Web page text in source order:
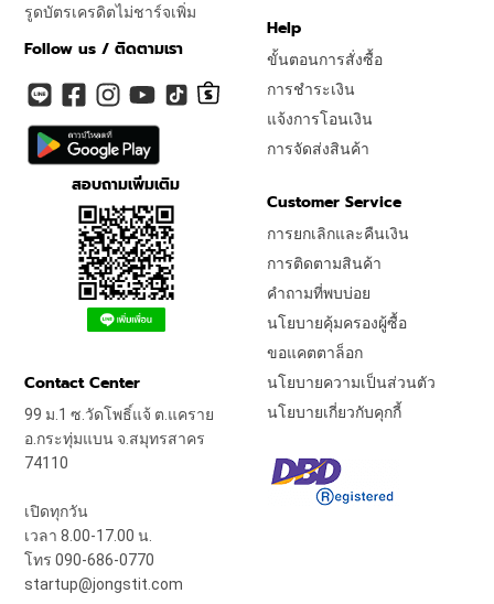
รูดบัตรเครดิตไม่ชาร์จเพิ่ม
Follow us / ติดตามเรา
สอบถามเพิ่มเติม
Help
ขั้นตอนการสั่งซื้อ
การชำระเงิน
แจ้งการโอนเงิน
การจัดส่งสินค้า
Customer Service
การยกเลิกและคืนเงิน
การติดตามสินค้า
คำถามที่พบบ่อย
นโยบายคุ้มครองผู้ซื้อ
ขอแคตตาล็อก
นโยบายความเป็นส่วนตัว
นโยบายเกี่ยวกับคุกกี้
Contact Center
99 ม.1 ซ.วัดโพธิ์แจ้ ต.แคราย
อ.กระทุ่มแบน จ.สมุทรสาคร
74110
เปิดทุกวัน
เวลา 8.00-17.00 น.
โทร 090-686-0770
startup@jongstit.com